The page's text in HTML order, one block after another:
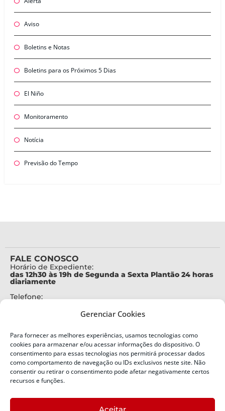
Gerenciar Cookies
Para fornecer as melhores experiências, usamos tecnologias como
cookies para armazenar e/ou acessar informações do dispositivo. O
consentimento para essas tecnologias nos permitirá processar dados
como comportamento de navegação ou IDs exclusivos neste site. Não
consentir ou retirar o consentimento pode afetar negativamente certos
recursos e funções.
Aceitar
Aviso
Boletins e Notas
Boletins para os Próximos 5 Dias
El Niño
Monitoramento
Notícia
Previsão do Tempo
FALE CONOSCO
Horário de Expediente:
das 12h30 às 19h de Segunda a Sexta Plantão 24 horas
diariamente
Telefone:
Alertas Defesa Civil:
SMS 40199
ENDEREÇO
Defesa Civil do Estado de Santa Catarina
Bairro: